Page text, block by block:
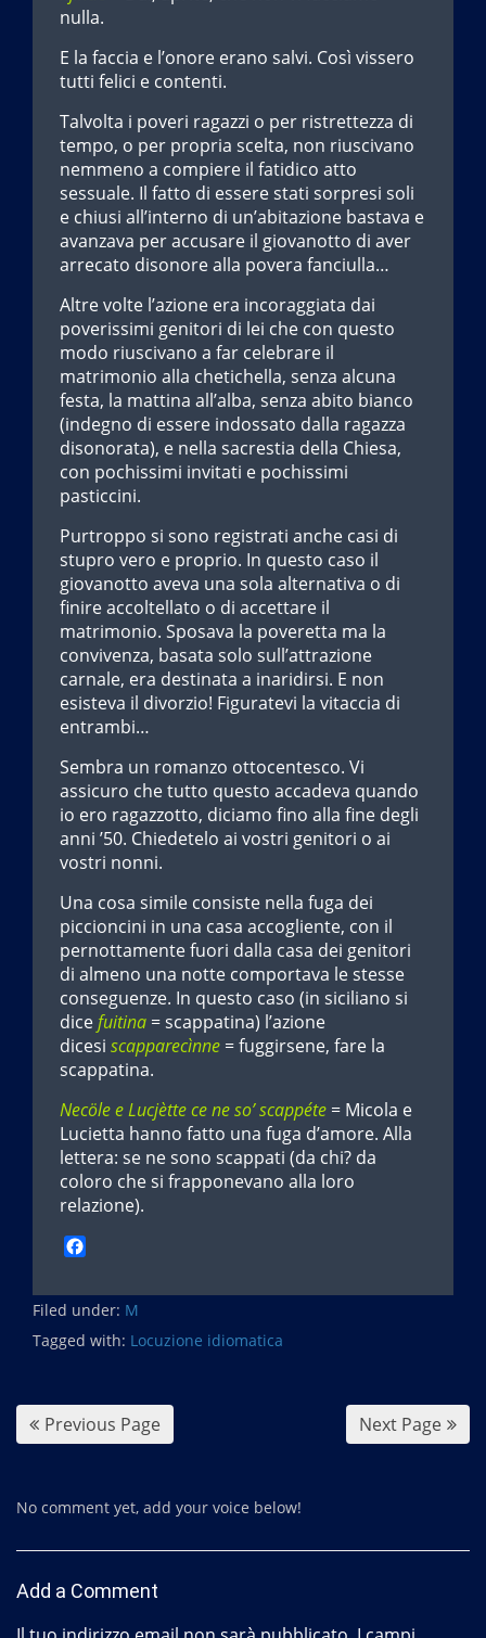
nulla.
E la faccia e l’onore erano salvi. Così vissero
tutti felici e contenti.
Talvolta i poveri ragazzi o per ristrettezza di
tempo, o per propria scelta, non riuscivano
nemmeno a compiere il fatidico atto
sessuale. Il fatto di essere stati sorpresi soli
e chiusi all’interno di un’abitazione bastava e
avanzava per accusare il giovanotto di aver
arrecato disonore alla povera fanciulla…
Altre volte l’azione era incoraggiata dai
poverissimi genitori di lei che con questo
modo riuscivano a far celebrare il
matrimonio alla chetichella, senza alcuna
festa, la mattina all’alba, senza abito bianco
(indegno di essere indossato dalla ragazza
disonorata), e nella sacrestia della Chiesa,
con pochissimi invitati e pochissimi
pasticcini.
Purtroppo si sono registrati anche casi di
stupro vero e proprio. In questo caso il
giovanotto aveva una sola alternativa o di
finire accoltellato o di accettare il
matrimonio. Sposava la poveretta ma la
convivenza, basata solo sull’attrazione
carnale, era destinata a inaridirsi. E non
esisteva il divorzio! Figuratevi la vitaccia di
entrambi…
Sembra un romanzo ottocentesco. Vi
assicuro che tutto questo accadeva quando
io ero ragazzotto, diciamo fino alla fine degli
anni ’50. Chiedetelo ai vostri genitori o ai
vostri nonni.
Una cosa simile consiste nella fuga dei
piccioncini in una casa accogliente, con il
pernottamente fuori dalla casa dei genitori
di almeno una notte comportava le stesse
conseguenze. In questo caso (in siciliano si
dicefuitina = scappatina) l’azione
dicesi scapparecìnne = fuggirsene, fare la
scappatina.
Necöle e Lucjètte ce ne so’ scappéte = Micola e
Lucietta hanno fatto una fuga d’amore. Alla
lettera: se ne sono scappati (da chi? da
coloro che si frapponevano alla loro
relazione).
c
e
b
Filed under: M
Tagged with: Locuzione idiomatica
Previous Page Next Page
No comment yet, add your voice below!
Add a Comment